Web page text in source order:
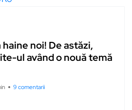
noi! De astăzi,
ul având o nouă temă
9 comentarii